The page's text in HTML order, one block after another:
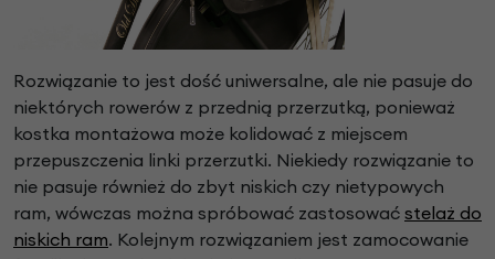
Rozwiązanie to jest dość uniwersalne, ale nie pasuje do
niektórych rowerów z przednią przerzutką, ponieważ
kostka montażowa może kolidować z miejscem
przepuszczenia linki przerzutki. Niekiedy rozwiązanie to
nie pasuje również do zbyt niskich czy nietypowych
ram, wówczas można spróbować zastosować stelaż do
niskich ram. Kolejnym rozwiązaniem jest zamocowanie